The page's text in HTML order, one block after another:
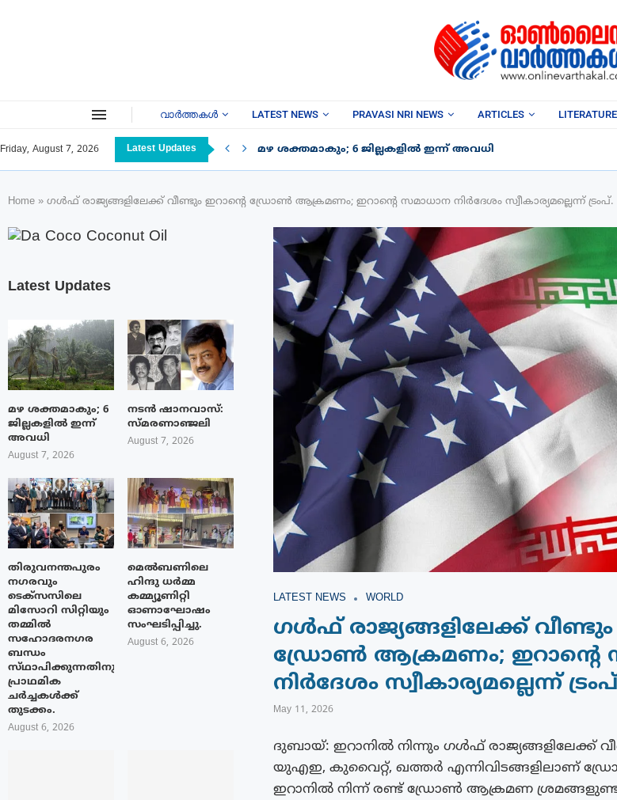
വാർത്തകൾ LATEST NEWS PRAVASI NRI NEWS ARTICLES LITERATURE
Friday, August 7, 2026 Latest Updates മഴ ശക്തമാകും; 6 ജില്ലകളിൽ ഇന്ന് അവധി
Home » ഗൾഫ് രാജ്യങ്ങളിലേക്ക് വീണ്ടും ഇറാന്റെ ഡ്രോൺ ആക്രമണം; ഇറാന്‍റെ സമാധാന നിർദേശം സ്വീകാര്യമല്ലെന്ന് ട്രംപ്.
LATEST NEWS WORLD
ഗൾഫ് രാജ്യങ്ങളിലേക്ക് വീണ്ടും
ഡ്രോൺ ആക്രമണം; ഇറാന്‍റെ
നിർദേശം സ്വീകാര്യമല്ലെന്ന്
May 11, 2026
ദുബായ്: ഇറാനിൽ നിന്നും ഗൾഫ്
യുഎഇ, കുവൈറ്റ്, ഖത്തർ എന്നിവിടങ്ങളിലാണ്
ഇറാനിൽ നിന്ന് രണ്ട് ഡ്രോൺ ആക്രമണ
Latest Updates
മഴ ശക്തമാകും; 6
ജില്ലകളിൽ ഇന്ന്
അവധി
August 7, 2026
നടൻ ഷാനവാസ്:
സ്മരണാഞ്ജലി
August 7, 2026
തിരുവനന്തപുരം
നഗരവും
ടെക്‌സസിലെ
മിസോറി സിറ്റിയും
തമ്മിൽ
സഹോദരനഗര
ബന്ധം
സ്‌ഥാപിക്കുന്നതിനുള്ള
പ്രാഥമിക
ചർച്ചകൾക്ക്
തുടക്കം.
August 6, 2026
മെൽബണിലെ
ഹിന്ദു ധർമ്മ
കമ്മ്യൂണിറ്റി
ഓണാഘോഷം
സംഘടിപ്പിച്ചു.
August 6, 2026